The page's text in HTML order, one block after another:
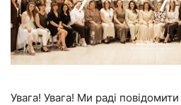
Увага! Увага! Ми раді повідомити